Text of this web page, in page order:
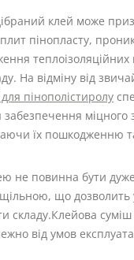
клей може
пінопласту,
теплоізоляційних
На відміну від
пінополістиролу
міцного
їх пошкодженню
не повинна бути
що дозволить
складу.Клейова
від умов